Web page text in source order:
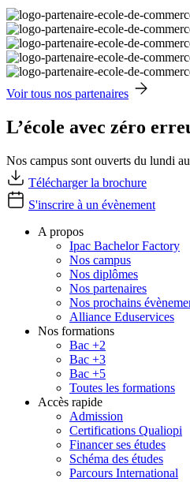
Voir tous nos partenaires
L’école avec zéro
Nos campus sont ouverts du lundi
Télécharger la brochure
S'inscrire à un évènement
A propos
Ipac Bachelor Factory
Nos campus
Nos diplômes
Nos partenaires
Nos prochains
Alliance Eduservices
Nos formations
Bac +2
Bac +3
Bac +5
Toutes les formations
Accès rapide
Admission
Certifications Qualiopi
Financer ses études
Schéma des études
Parcours International